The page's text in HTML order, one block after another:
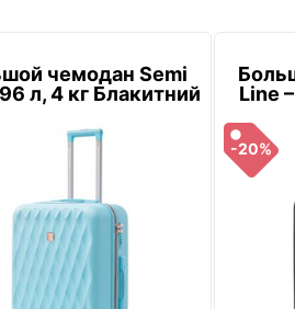
чемодан Semi
л, 4 кг Блакитний
Line
-20%